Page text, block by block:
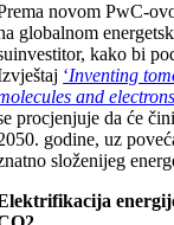
novom PwC-
globalnom
kako bi
‘Inventing
and
procjenjuje da će
godine, uz
složenijeg